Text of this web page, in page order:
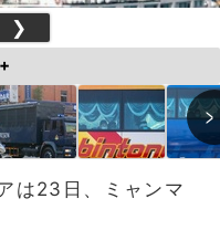
❯
は23日、ミャンマ